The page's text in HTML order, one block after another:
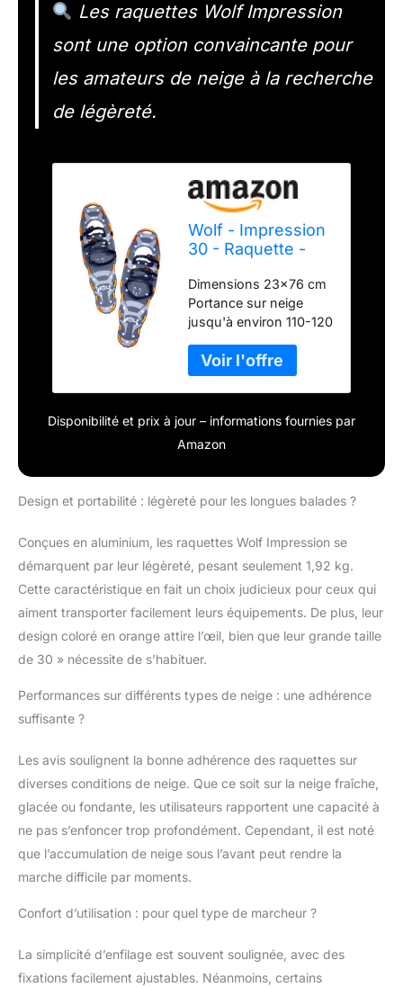
Les raquettes Wolf Impression
sont une option convaincante pour
les amateurs de neige à la recherche
de légèreté.
Wolf - Impression
30 - Raquette -
-, 23x76cm -
Jusqu`à 120kg
Dimensions 23x76 cm
Portance sur neige
jusqu'à environ 110-120
de chaussures
d'environ 24-35 cm
Environ 1920g la paire
Griffes à hypothénars:
aluminium de 3mm
Disponibilité et prix à jour – informations fournies par
Amazon
Design et portabilité : légèreté pour les longues balades ?
Conçues en aluminium, les raquettes Wolf Impression se
démarquent par leur légèreté, pesant seulement 1,92 kg.
Cette caractéristique en fait un choix judicieux pour ceux qui
aiment transporter facilement leurs équipements. De plus, leur
design coloré en orange attire l’œil, bien que leur grande taille
de 30 » nécessite de s’habituer.
Performances sur différents types de neige : une adhérence
suffisante ?
Les avis soulignent la bonne adhérence des raquettes sur
diverses conditions de neige. Que ce soit sur la neige fraîche,
glacée ou fondante, les utilisateurs rapportent une capacité à
ne pas s’enfoncer trop profondément. Cependant, il est noté
que l’accumulation de neige sous l’avant peut rendre la
marche difficile par moments.
Confort d’utilisation : pour quel type de marcheur ?
La simplicité d’enfilage est souvent soulignée, avec des
fixations facilement ajustables. Néanmoins, certains